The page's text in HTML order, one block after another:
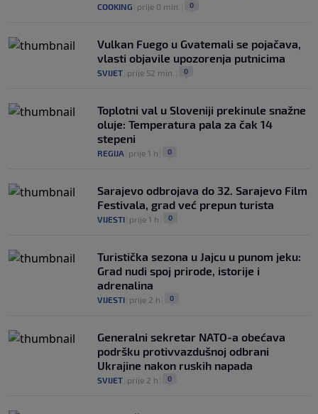
COOKING prije 0 min. 0
Vulkan Fuego u Gvatemali se pojačava,
vlasti objavile upozorenja putnicima
SVIJET prije 52 min. 0
Toplotni val u Sloveniji prekinule snažne
oluje: Temperatura pala za čak 14
stepeni
REGIJA prije 1 h 0
Sarajevo odbrojava do 32. Sarajevo Film
Festivala, grad već prepun turista
VIJESTI prije 1 h 0
Turistička sezona u Jajcu u punom jeku:
Grad nudi spoj prirode, istorije i
adrenalina
VIJESTI prije 2 h 0
Generalni sekretar NATO-a obećava
podršku protivvazdušnoj odbrani
Ukrajine nakon ruskih napada
SVIJET prije 2 h 0